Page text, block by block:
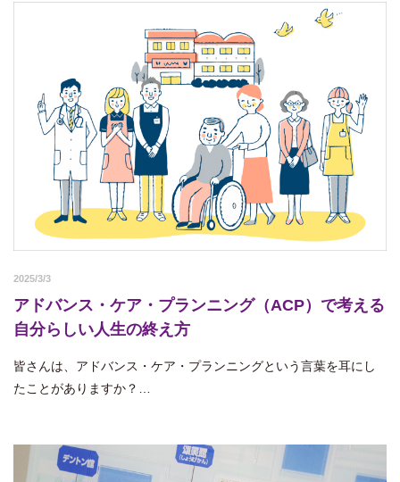
2025/3/3
アドバンス・ケア・プランニング（ACP）で考える
自分らしい人生の終え方
皆さんは、アドバンス・ケア・プランニングという言葉を耳にし
たことがありますか？…